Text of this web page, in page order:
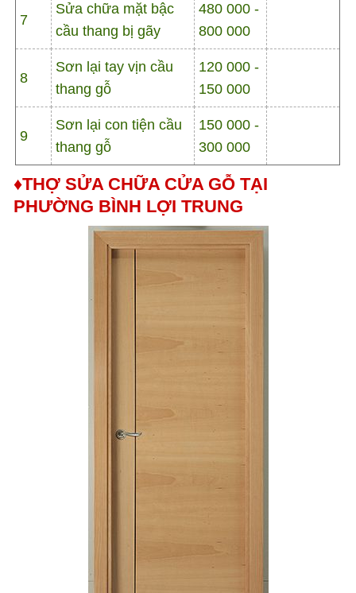
7
Sửa chữa mặt bậc
cầu thang bị gãy
480 000 -
800 000
8
Sơn lại tay vịn cầu
thang gỗ
120 000 -
150 000
9
Sơn lại con tiện cầu
thang gỗ
150 000 -
300 000
♦THỢ SỬA CHỮA CỬA GỖ TẠI
PHƯỜNG BÌNH LỢI TRUNG